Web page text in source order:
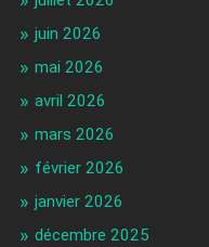
juin 2026
mai 2026
avril 2026
mars 2026
février 2026
janvier 2026
décembre 2025